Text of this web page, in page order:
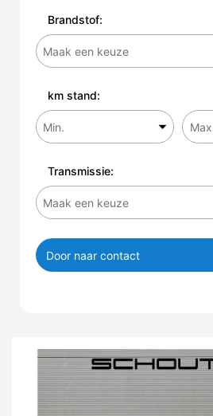
Brandstof:
km stand:
Transmissie:
Door naar contact